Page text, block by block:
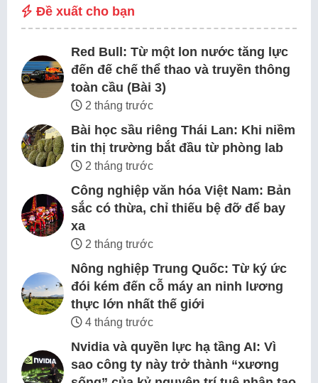
Đề xuất cho bạn
Red Bull: Từ một lon nước tăng lực
đến đế chế thể thao và truyền thông
toàn cầu (Bài 3)
2 tháng trước
Bài học sầu riêng Thái Lan: Khi niềm
tin thị trường bắt đầu từ phòng lab
2 tháng trước
Công nghiệp văn hóa Việt Nam: Bản
sắc có thừa, chỉ thiếu bệ đỡ để bay
xa
2 tháng trước
Nông nghiệp Trung Quốc: Từ ký ức
đói kém đến cỗ máy an ninh lương
thực lớn nhất thế giới
4 tháng trước
Nvidia và quyền lực hạ tầng AI: Vì
sao công ty này trở thành “xương